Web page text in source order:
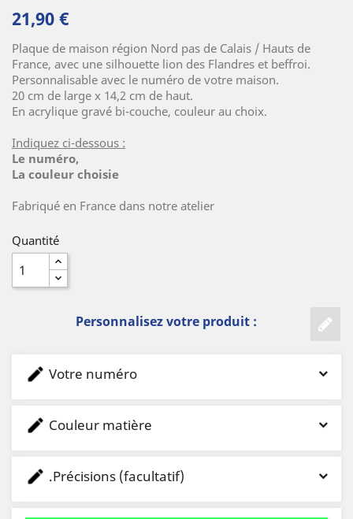
(1 avis)
21,90 €
Plaque de maison région Nord pas de Calais / Hauts de
France, avec une silhouette lion des Flandres et beffroi.
Personnalisable avec le numéro de votre maison.
20 cm de large x 14,2 cm de haut.
En acrylique gravé bi-couche, couleur au choix.
Indiquez ci-dessous :
Le numéro,
La couleur choisie
Fabriqué en France dans notre atelier
Quantité
Personnalisez votre produit :
Votre numéro
Couleur matière
.Précisions (facultatif)